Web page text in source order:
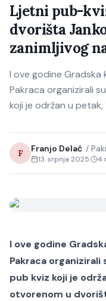
Politika
Gospodarstvo
Život
Kultura
Sport
Ljetni pub-
dvorišta
zanimljivog
I ove godine Gradska
Pakraca organizirali
koji je održan u petak,
F Franjo Delač /
13. srpnja 2025. 4
I ove godine
Pakraca organizirali
pub kviz koji je
otvorenom u